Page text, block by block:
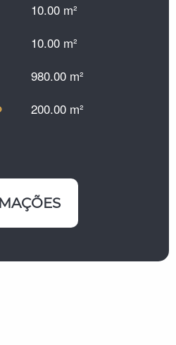
10.00 m²
10.00 m²
980.00 m²
200.00 m²